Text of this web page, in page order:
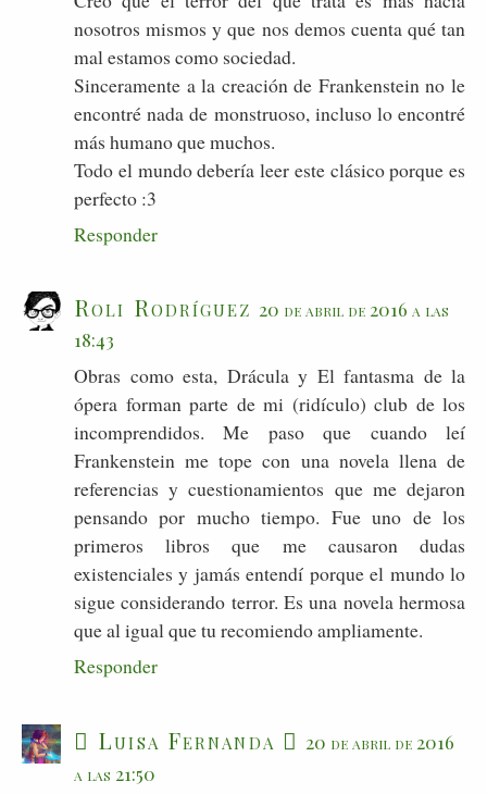
nosotros mismos y que nos demos cuenta qué tan
mal estamos como sociedad.
Sinceramente a la creación de Frankenstein no le
encontré nada de monstruoso, incluso lo encontré
más humano que muchos.
Todo el mundo debería leer este clásico porque es
perfecto :3
Responder
Roli Rodríguez 20 de abril de 2016 a las
18:43
Obras como esta, Drácula y El fantasma de la
ópera forman parte de mi (ridículo) club de los
incomprendidos. Me paso que cuando leí
Frankenstein me tope con una novela llena de
referencias y cuestionamientos que me dejaron
pensando por mucho tiempo. Fue uno de los
primeros libros que me causaron dudas
existenciales y jamás entendí porque el mundo lo
sigue considerando terror. Es una novela hermosa
que al igual que tu recomiendo ampliamente.
Responder
ღ Luisa Fernanda ღ 20 de abril de 2016
a las 21:50